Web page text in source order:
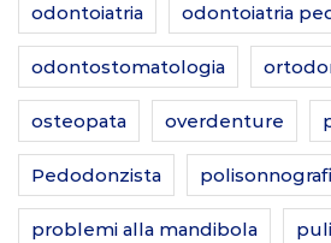
odontoiatria odontoiatria
odontostomatologia
osteopata overdenture
Pedodonzista
problemi alla mandibola